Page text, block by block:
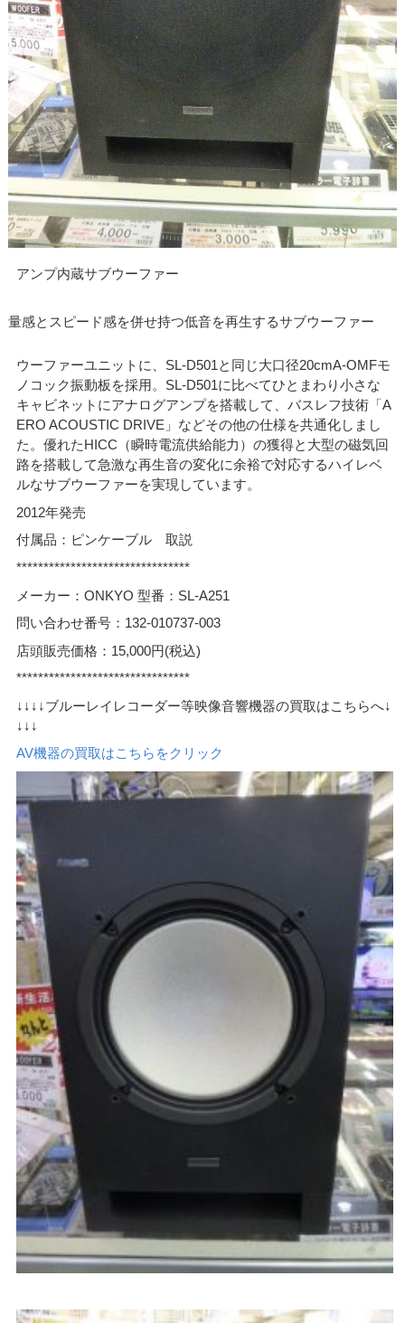
アンプ内蔵サブウーファー
量感とスピード感を併せ持つ低音を再生するサブウーファー
ウーファーユニットに、SL-D501と同じ大口径20cmA-OMFモ
ノコック振動板を採用。SL-D501に比べてひとまわり小さな
キャビネットにアナログアンプを搭載して、バスレフ技術「A
ERO ACOUSTIC DRIVE」などその他の仕様を共通化しまし
た。優れたHICC（瞬時電流供給能力）の獲得と大型の磁気回
路を搭載して急激な再生音の変化に余裕で対応するハイレベ
ルなサブウーファーを実現しています。
2012年発売
付属品：ピンケーブル 取説
********************************
メーカー：ONKYO 型番：SL-A251
問い合わせ番号：132-010737-003
店頭販売価格：15,000円(税込)
********************************
↓↓↓↓ブルーレイレコーダー等映像音響機器の買取はこちらへ↓
↓↓↓
AV機器の買取はこちらをクリック